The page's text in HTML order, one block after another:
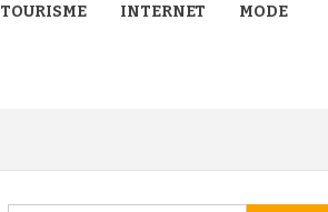
TOURISME INTERNET MODE